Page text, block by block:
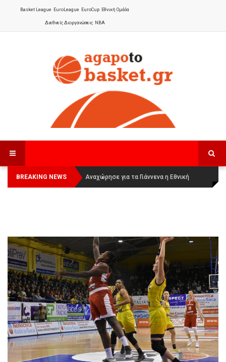
Basket League EuroLeague EuroCup Εθνική Ομάδα
Διεθνείς Διοργανώσεις NBA
BREAKING NEWS
Οι Πάνθηρες Καβάλας στην Women
Basketball League 1
Αναχώρησε για τα Γιάννενα η Εθνική
Γυναικών: